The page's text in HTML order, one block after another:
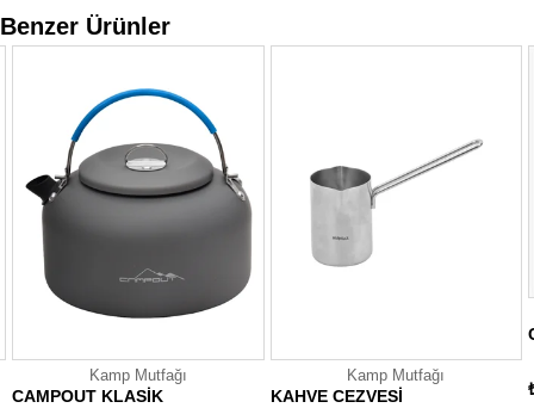
Benzer Ürünler
Kamp Mutfağı
CAMPOUT KLASİK
Kamp Mutfağı
KAHVE CEZVESİ